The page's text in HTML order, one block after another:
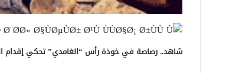
شاهد.. رصاصة في خوذة رأس “الغامدي” تحكي إقدام